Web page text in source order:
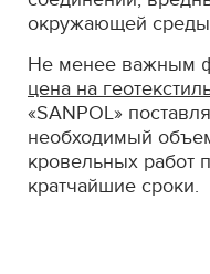
окружающей
Не менее важным
цена на
«SANPOL»
необходимый
кровельных работ
кратчайшие сроки.